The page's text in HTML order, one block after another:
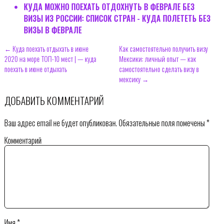
КУДА МОЖНО ПОЕХАТЬ ОТДОХНУТЬ В ФЕВРАЛЕ БЕЗ
ВИЗЫ ИЗ РОССИИ: СПИСОК СТРАН - КУДА ПОЛЕТЕТЬ БЕЗ
ВИЗЫ В ФЕВРАЛЕ
← Куда поехать отдыхать в июне
2020 на море ТОП-10 мест | — куда
поехать в июне отдыхать
Как самостоятельно получить визу
Мексики: личный опыт — как
самостоятельно сделать визу в
мексику →
ДОБАВИТЬ КОММЕНТАРИЙ
Ваш адрес email не будет опубликован.Обязательные поля помечены*
Комментарий